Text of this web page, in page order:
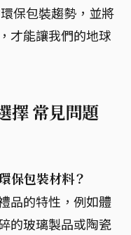
保包裝趨勢，並將
才能讓我們的地球
擇 常見問題
保包裝材料？
品的特性，例如體
的玻璃製品或陶瓷